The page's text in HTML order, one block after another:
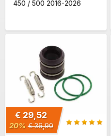
450 / 500 2016-2026
€ 29,52
20% € 36,90